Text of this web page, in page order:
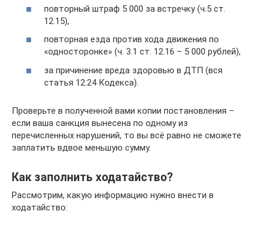
повторный штраф 5 000 за встречку (ч.5 ст.
12.15),
повторная езда против хода движения по
«односторонке» (ч. 3.1 ст. 12.16 – 5 000 рублей),
за причинение вреда здоровью в ДТП (вся
статья 12.24 Кодекса).
Проверьте в полученной вами копии постановления –
если ваша санкция вынесена по одному из
перечисленных нарушений, то вы всё равно не сможете
заплатить вдвое меньшую сумму.
Как заполнить ходатайство?
Рассмотрим, какую информацию нужно внести в
ходатайство: